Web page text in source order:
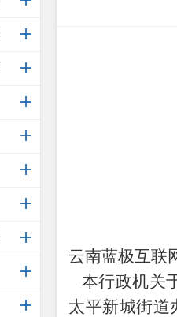
云南蓝极互联
本行政机关
太平新城街道